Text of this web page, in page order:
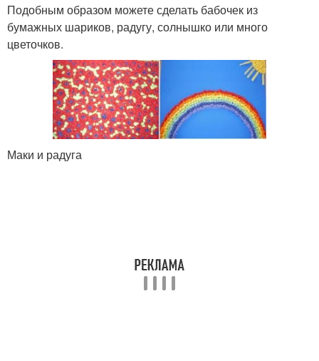
Подобным образом можете сделать бабочек из
бумажных шариков, радугу, солнышко или много
цветочков.
Маки и радуга